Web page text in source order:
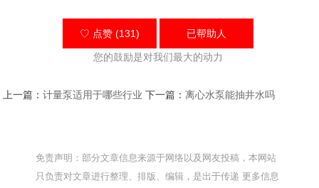
♡ 点赞 (131) 已帮助人
您的鼓励是对我们最大的动力
上一篇：计量泵适用于哪些行业 下一篇：离心水泵能抽井水吗
免责声明：部分文章信息来源于网络以及网友投稿，本网站
只负责对文章进行整理、排版、编辑，是出于传递 更多信息